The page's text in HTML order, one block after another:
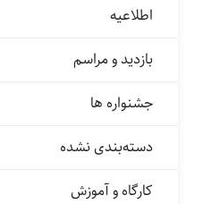
اطلاعیه
بازدید و مراسم
جشنواره ها
دسته‌بندی نشده
کارگاه و آموزش